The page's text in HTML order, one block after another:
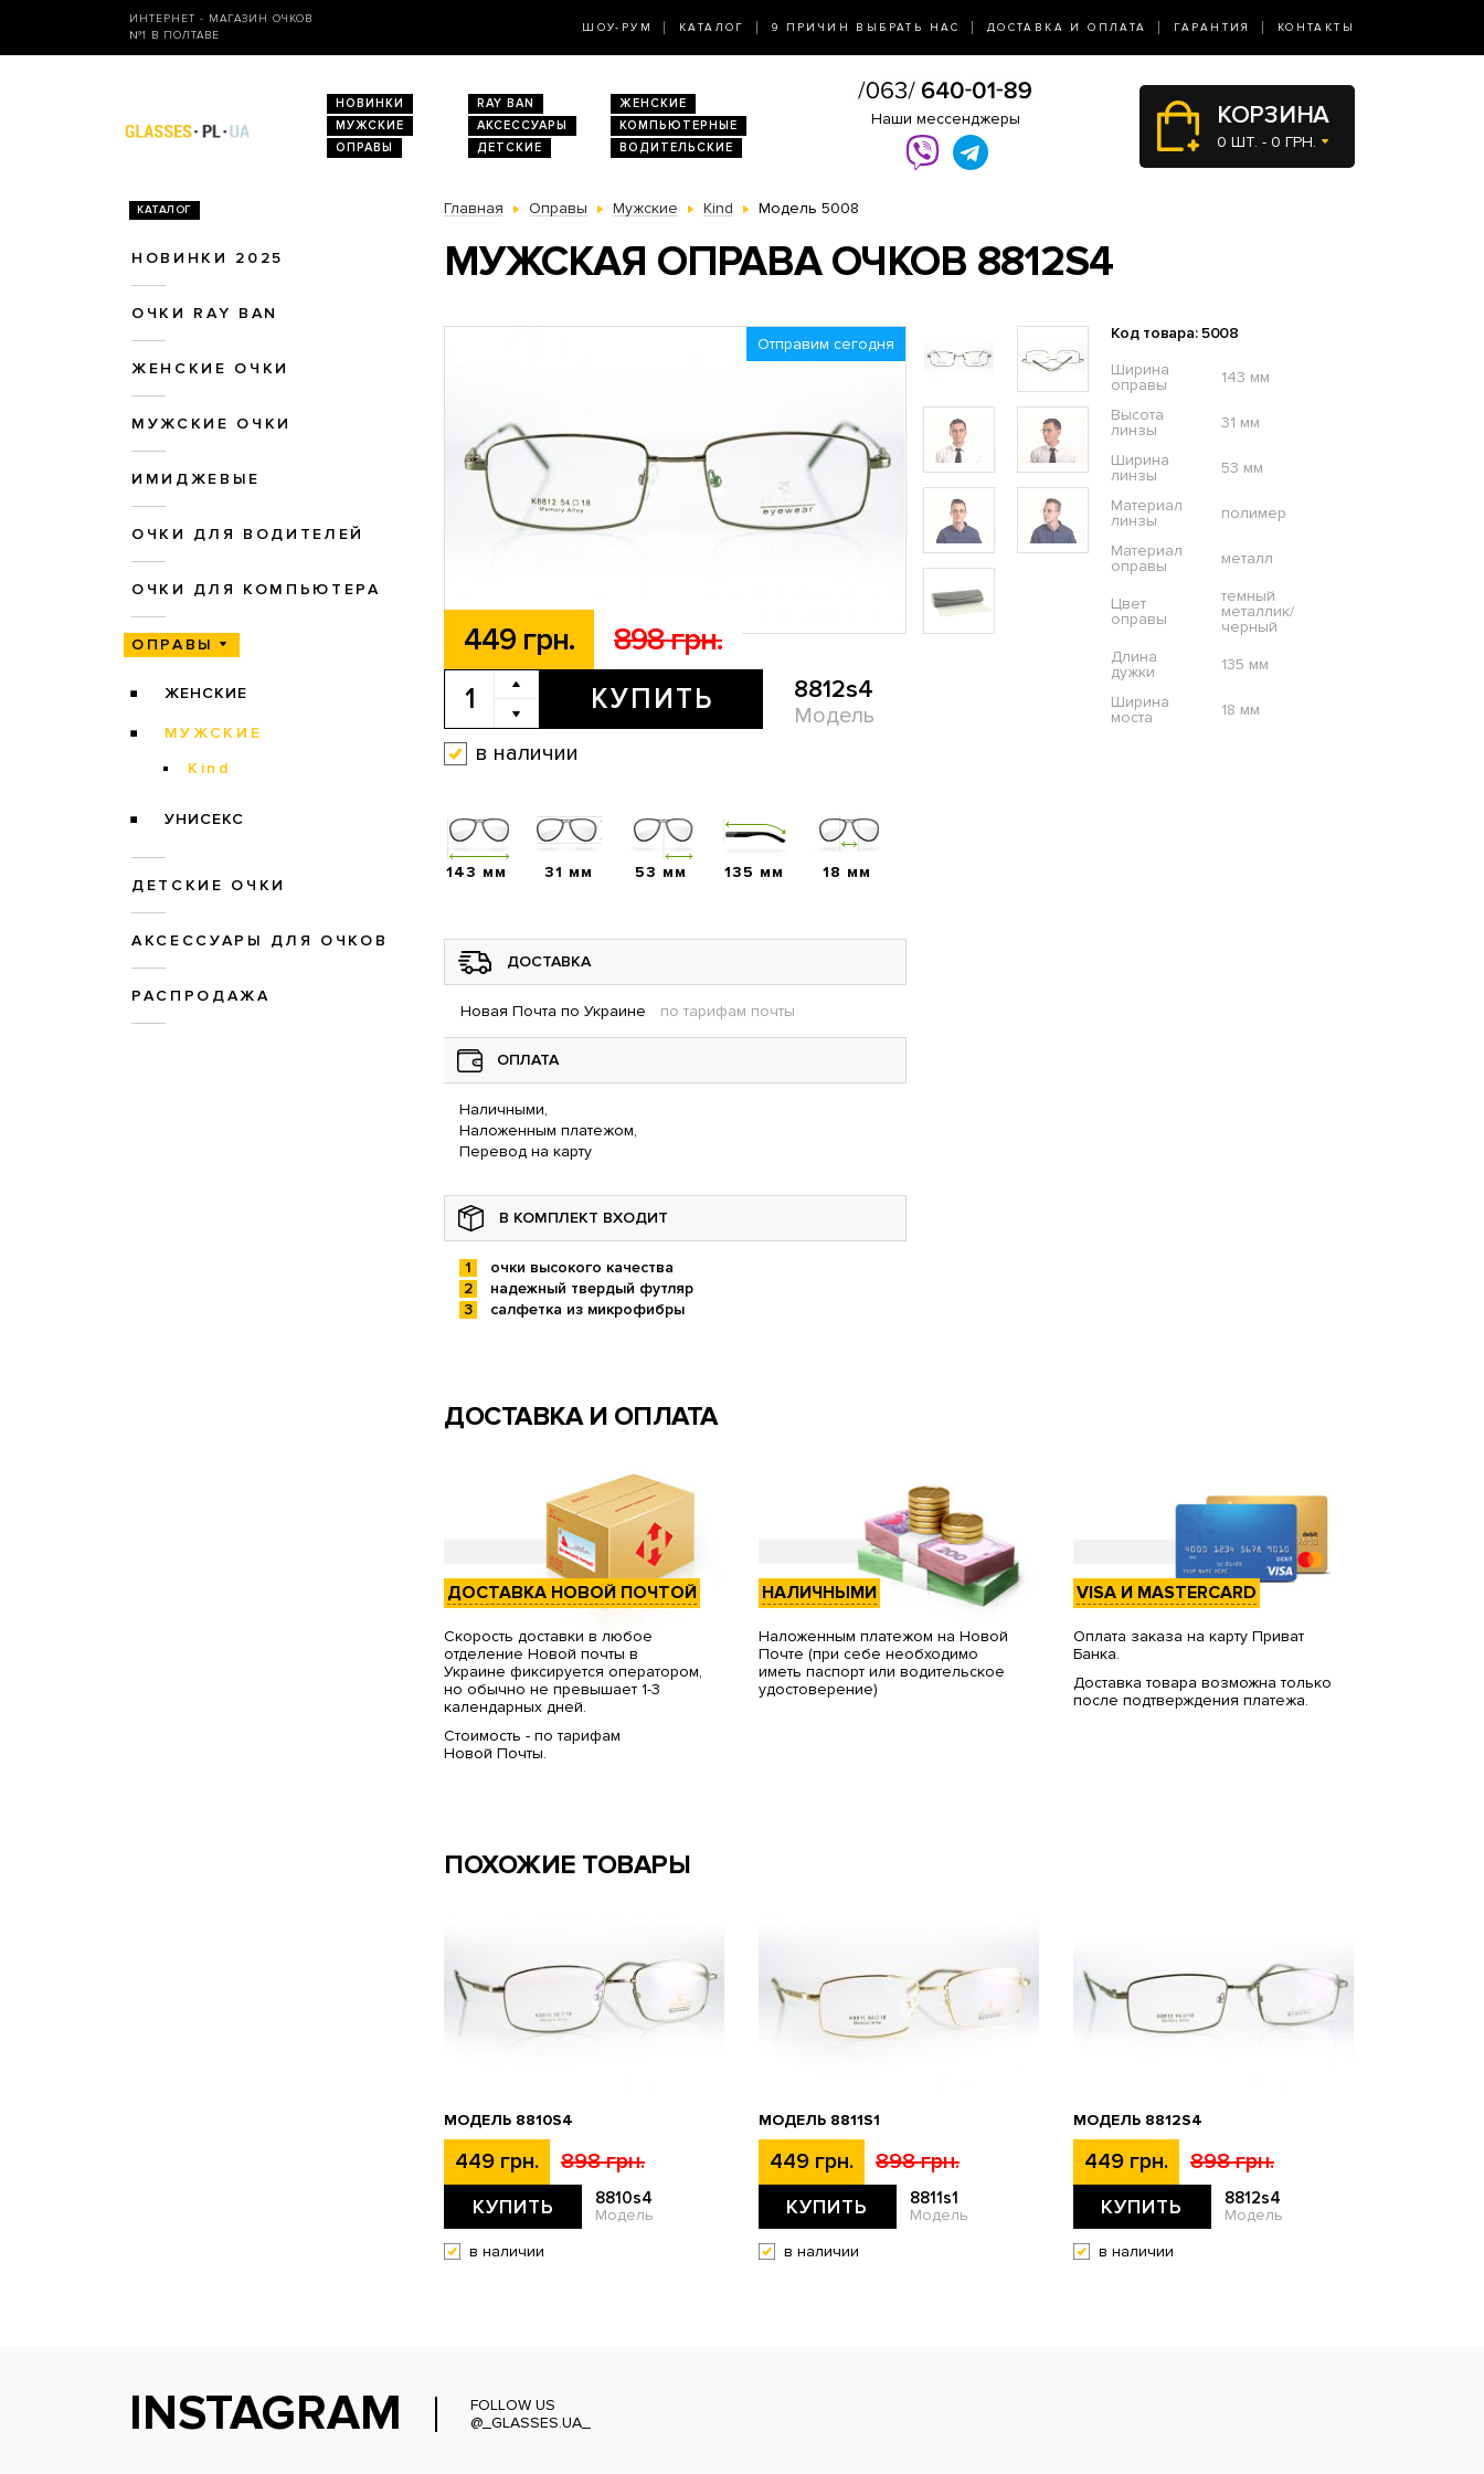
ИНТЕРНЕТ - МАГАЗИН ОЧКОВ
№1 В ПОЛТАВЕ
ШОУ-РУМ КАТАЛОГ 9 ПРИЧИН ВЫБРАТЬ НАС ДОСТАВКА И ОПЛАТА ГАРАНТИЯ КОНТАКТЫ
НОВИНКИ RAY BAN
ЖЕНСКИЕ
МУЖСКИЕ
АКСЕССУАРЫ
КОМПЬЮТЕРНЫЕ
ОПРАВЫ
ДЕТСКИЕ ВОДИТЕЛЬСКИЕ
Наши мессенджеры КОРЗИНА
0 ШТ. - 0 ГРН.
КАТАЛОГ
НОВИНКИ 2025
ОЧКИ RAY BAN
ЖЕНСКИЕ ОЧКИ
МУЖСКИЕ ОЧКИ
ИМИДЖЕВЫЕ
ОЧКИ ДЛЯ ВОДИТЕЛЕЙ
ОЧКИ ДЛЯ КОМПЬЮТЕРА
ОПРАВЫ
ЖЕНСКИЕ
МУЖСКИЕ
Kind
УНИСЕКС
ДЕТСКИЕ ОЧКИ
АКСЕССУАРЫ ДЛЯ ОЧКОВ
РАСПРОДАЖА
Главная Оправы Мужские Kind Модель 5008
МУЖСКАЯ ОПРАВА ОЧКОВ 8812S4
Отправим сегодня
449 грн. 898 грн.
КУПИТЬ 8812s4
Модель
в наличии
Код товара: 5008
Ширина
оправы
143 мм
Высота
линзы
31 мм
Ширина
линзы
53 мм
Материал
линзы
полимер
Материал
оправы
металл
Цвет
оправы
темный
металлик/
черный
Длина
дужки
135 мм
Ширина
моста
18 мм
143 мм 31 мм 53 мм 135 мм 18 мм
ДОСТАВКА
Новая Почта по Украине по тарифам почты
ОПЛАТА
Наличными,
Наложенным платежом,
Перевод на карту
В КОМПЛЕКТ ВХОДИТ
очки высокого качества
надежный твердый футляр
салфетка из микрофибры
ДОСТАВКА И ОПЛАТА
ДОСТАВКА НОВОЙ ПОЧТОЙ
Скорость доставки в любое
отделение Новой почты в
Украине фиксируется оператором,
но обычно не превышает 1-3
календарных дней.
Стоимость - по тарифам
Новой Почты.
НАЛИЧНЫМИ
Наложенным платежом на Новой
Почте (при себе необходимо
иметь паспорт или водительское
удостоверение)
VISA И MASTERCARD
Оплата заказа на карту Приват
Банка.
Доставка товара возможна только
после подтверждения платежа.
ПОХОЖИЕ ТОВАРЫ
МОДЕЛЬ 8810S4
449 грн. 898 грн.
КУПИТЬ 8810s4
Модель
в наличии
МОДЕЛЬ 8811S1
449 грн. 898 грн.
КУПИТЬ 8811s1
Модель
в наличии
МОДЕЛЬ 8812S4
449 грн. 898 грн.
КУПИТЬ 8812s4
Модель
в наличии
INSTAGRAM
FOLLOW US
@_GLASSES.UA_